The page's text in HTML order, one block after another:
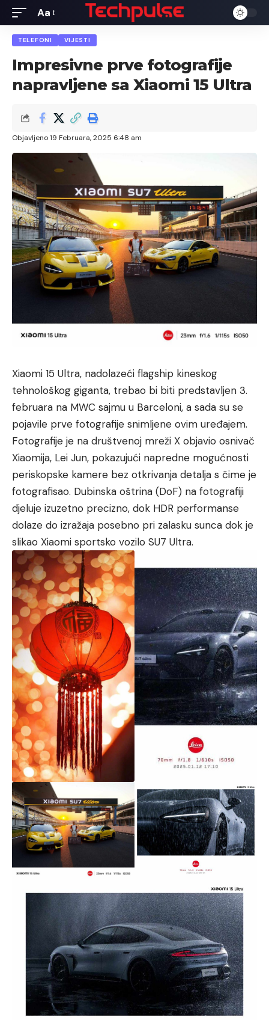
Font
Resizer
Aa
TELEFONI VIJESTI
Impresivne prve fotografije
napravljene sa Xiaomi 15 Ultra
Objavljeno 19 Februara, 2025 6:48 am
Xiaomi 15 Ultra, nadolazeći flagship kineskog
tehnološkog giganta, trebao bi biti predstavljen 3.
februara na MWC sajmu u Barceloni, a sada su se
pojavile prve fotografije snimljene ovim uređajem.
Fotografije je na društvenoj mreži X objavio osnivač
Xiaomija, Lei Jun, pokazujući napredne mogućnosti
periskopske kamere bez otkrivanja detalja s čime je
fotografisao. Dubinska oštrina (DoF) na fotografiji
djeluje izuzetno precizno, dok HDR performanse
dolaze do izražaja posebno pri zalasku sunca dok je
slikao Xiaomi sportsko vozilo SU7 Ultra.